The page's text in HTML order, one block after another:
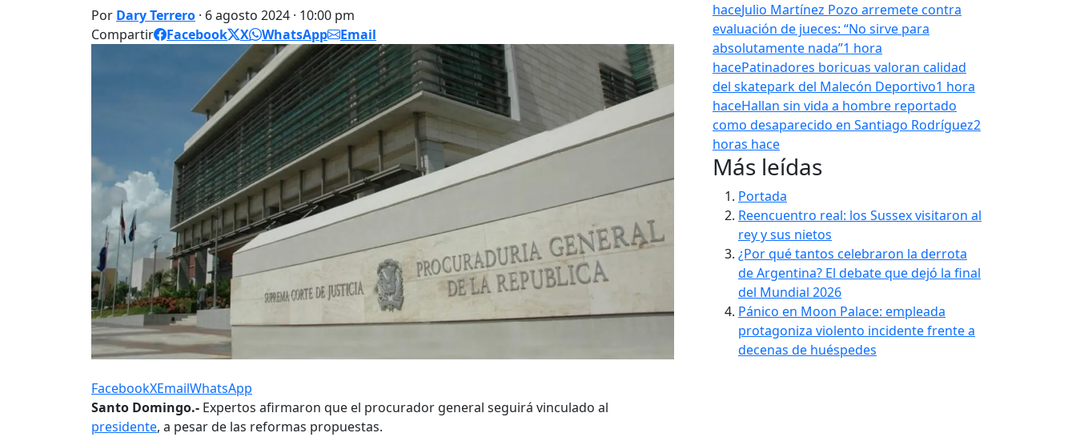
Por Dary Terrero · 6 agosto 2024 · 10:00 pm
Compartir
Facebook X WhatsApp Email
FacebookXEmailWhatsApp
Santo Domingo.- Expertos afirmaron que el procurador general seguirá vinculado al
presidente, a pesar de las reformas propuestas.
haceJulio Martínez Pozo arremete contra
evaluación de jueces: “No sirve para
absolutamente nada”1 hora
hacePatinadores boricuas valoran calidad
del skatepark del Malecón Deportivo1 hora
haceHallan sin vida a hombre reportado
como desaparecido en Santiago Rodríguez2
horas hace
Más leídas
Portada
Reencuentro real: los Sussex visitaron al
rey y sus nietos
¿Por qué tantos celebraron la derrota
de Argentina? El debate que dejó la final
del Mundial 2026
Pánico en Moon Palace: empleada
protagoniza violento incidente frente a
decenas de huéspedes